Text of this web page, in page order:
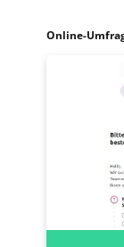
Online-